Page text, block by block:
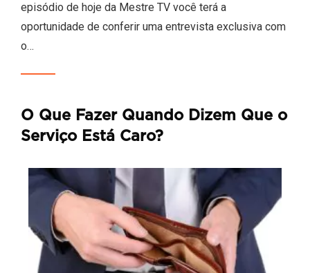
episódio de hoje da Mestre TV você terá a
oportunidade de conferir uma entrevista exclusiva com
o…
O Que Fazer Quando Dizem Que o
Serviço Está Caro?